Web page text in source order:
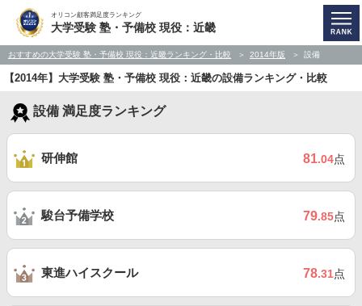
オリコン顧客満足度ランキング
大学受験 塾・予備校 現役：近畿
おすすめの大学受験 塾・予備校 現役：近畿ランキング・比較 2014年版 設備
【2014年】大学受験 塾・予備校 現役：近畿の設備ランキング・比較
設備 満足度ランキング
研伸館 81.04点
駿台予備学校 79.85点
東進ハイスクール 78.31点